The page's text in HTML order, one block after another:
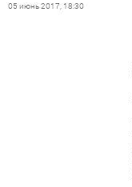
05 июнь 2017, 18:30